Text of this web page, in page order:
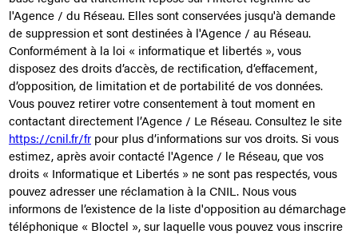
l'Agence / du Réseau. Elles sont conservées jusqu'à demande
de suppression et sont destinées à l'Agence / au Réseau.
Conformément à la loi « informatique et libertés », vous
disposez des droits d’accès, de rectification, d’effacement,
d’opposition, de limitation et de portabilité de vos données.
Vous pouvez retirer votre consentement à tout moment en
contactant directement l’Agence / Le Réseau. Consultez le site
https://cnil.fr/fr pour plus d’informations sur vos droits. Si vous
estimez, après avoir contacté l'Agence / le Réseau, que vos
droits « Informatique et Libertés » ne sont pas respectés, vous
pouvez adresser une réclamation à la CNIL. Nous vous
informons de l’existence de la liste d'opposition au démarchage
téléphonique « Bloctel », sur laquelle vous pouvez vous inscrire